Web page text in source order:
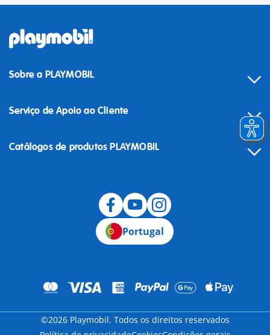
Sobre a PLAYMOBIL
Serviço de Apoio ao Cliente
Catálogos de produtos PLAYMOBIL
Portugal
©2026 Playmobil. Todos os direitos reservados